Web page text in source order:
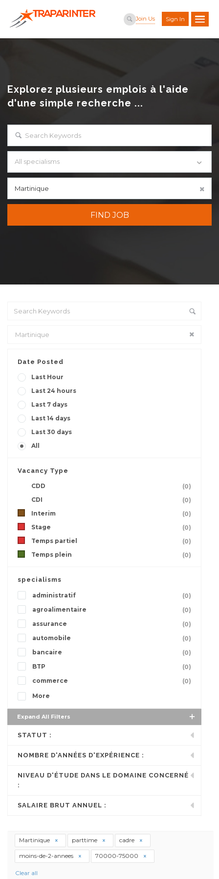
Join Us Sign In
Explorez plusieurs emplois à l'aide
d'une simple recherche ...
All specialisms
Date Posted
Last Hour
Last 24 hours
Last 7 days
Last 14 days
Last 30 days
All
Vacancy Type
CDD
(0)
CDI
(0)
Interim
(0)
Stage
(0)
Temps partiel
(0)
Temps plein
(0)
specialisms
administratif
(0)
agroalimentaire
(0)
assurance
(0)
automobile
(0)
bancaire
(0)
BTP
(0)
commerce
(0)
More
Expand All Filters
STATUT :
NOMBRE D'ANNÉES D'EXPÉRIENCE :
NIVEAU D'ÉTUDE DANS LE DOMAINE CONCERNÉ
:
SALAIRE BRUT ANNUEL :
Martinique parttime cadre
moins-de-2-annees 70000-75000
Clear all